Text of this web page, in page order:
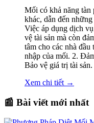
Mối có khả năng tàn
khác, dẫn đến
Việc áp dụng dịch
vệ tài sản mà còn
tâm cho các nhà
nhập của mối. 2.
Bảo vệ giá trị tài sản.
Xem chi tiết →
📰 Bài viết mới nhất